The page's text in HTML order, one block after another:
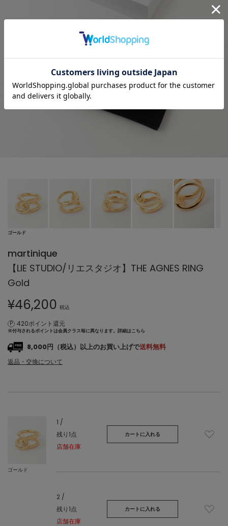
ゴールド
martinique
【LIE STUDIO/リエスタジオ】THE AGNES RING
Gold
¥46,200 税込
420ポイント還元
※付与されるポイントは会員クラス毎に異なります。 詳細はこちら
8,000円（税込）以上のお買い上げで送料無料
返品・交換について
ゴールド
1 /
残り1点
店舗在庫
カートに入れる
2 /
残り1点
店舗在庫
カートに入れる